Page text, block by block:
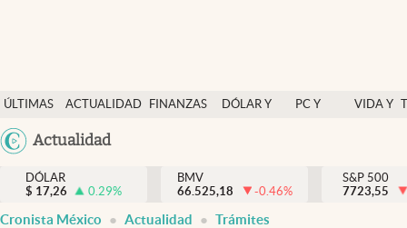
ÚLTIMAS
NOTICIAS
ACTUALIDAD
FINANZAS
DÓLAR Y
PC Y
VIDA Y
México
Actualidad
Actualidad
Finanzas y economía
Dólar y mercados
DÓLAR
$ 17,26 0.29%
BMV
66.525,18
-0.46%
S&P 500
7723,55
Cronista México Actualidad Trámites